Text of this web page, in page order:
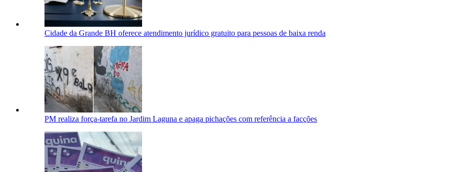
Cidade da Grande BH oferece atendimento jurídico gratuito para pessoas de baixa renda
PM realiza força-tarefa no Jardim Laguna e apaga pichações com referência a facções